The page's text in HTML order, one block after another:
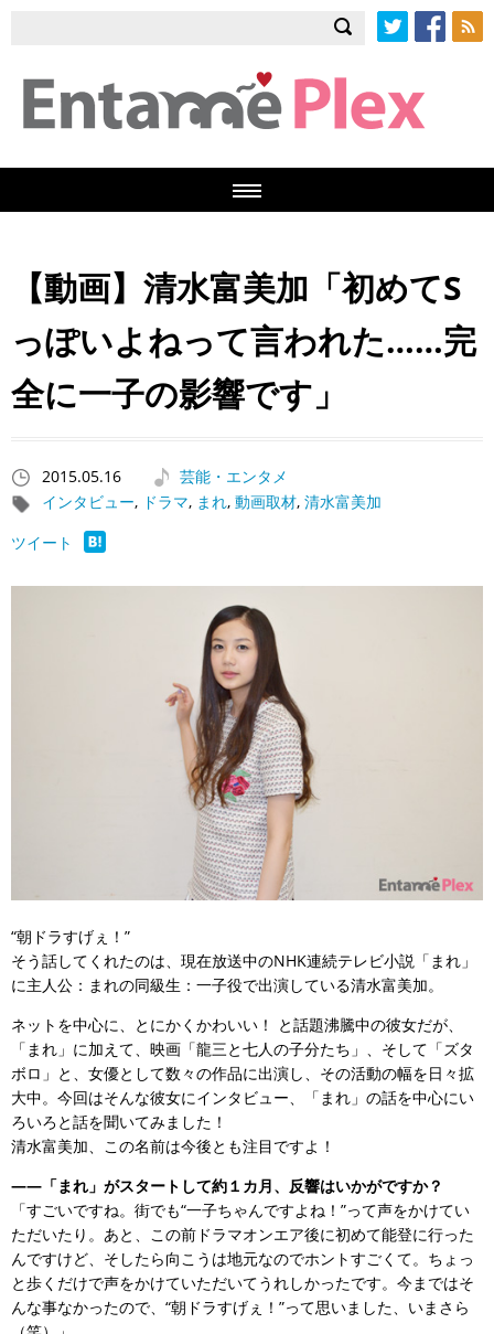
【動画】清水富美加「初めてS
っぽいよねって言われた……完
全に一子の影響です」
2015.05.16
芸能・エンタメ
インタビュー, ドラマ, まれ, 動画取材, 清水富美加
ツイート
“朝ドラすげぇ！”
そう話してくれたのは、現在放送中のNHK連続テレビ小説「まれ」
に主人公：まれの同級生：一子役で出演している清水富美加。
ネットを中心に、とにかくかわいい！ と話題沸騰中の彼女だが、
「まれ」に加えて、映画「龍三と七人の子分たち」、そして「ズタ
ボロ」と、女優として数々の作品に出演し、その活動の幅を日々拡
大中。今回はそんな彼女にインタビュー、「まれ」の話を中心にい
ろいろと話を聞いてみました！
清水富美加、この名前は今後とも注目ですよ！
――「まれ」がスタートして約１カ月、反響はいかがですか？
「すごいですね。街でも“一子ちゃんですよね！”って声をかけてい
ただいたり。あと、この前ドラマオンエア後に初めて能登に行った
んですけど、そしたら向こうは地元なのでホントすごくて。ちょっ
と歩くだけで声をかけていただいてうれしかったです。今まではそ
んな事なかったので、“朝ドラすげぇ！”って思いました、いまさら